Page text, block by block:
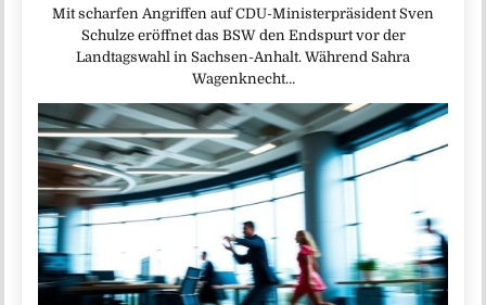
Mit scharfen Angriffen auf CDU-Ministerpräsident Sven
Schulze eröffnet das BSW den Endspurt vor der
Landtagswahl in Sachsen-Anhalt. Während Sahra
Wagenknecht…